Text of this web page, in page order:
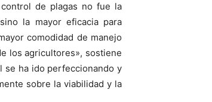
de plagas no fue la
la mayor eficacia para
comodidad de manejo
los agricultores», sostiene
se ha ido perfeccionando y
sobre la viabilidad y la